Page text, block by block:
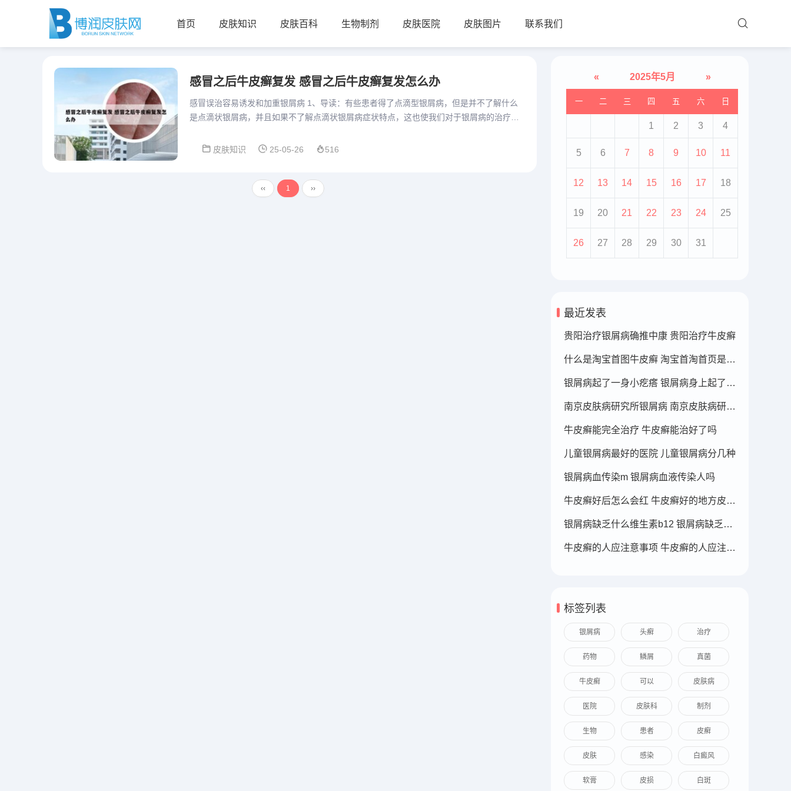
首页 皮肤知识 皮肤百科 生物制剂 皮肤医院 皮肤图片 联系我们
感冒之后牛皮癣复发 感冒之后牛皮癣复发怎么办
感冒误治容易诱发和加重银屑病 1、导读：有些患者得了点滴型银屑病，但是并不了解什么
是点滴状银屑病，并且如果不了解点滴状银屑病症状特点，这也使我们对于银屑病的治疗不
皮肤知识
25-05-26 516
‹‹ 1 ››
« 2025年5月 »
一 二 三 四 五 六 日
1 2 3 4
5 6 7 8 9 10 11
12 13 14 15 16 17 18
19 20 21 22 23 24 25
26 27 28 29 30 31
最近发表
贵阳治疗银屑病确推中康 贵阳治疗牛皮癣
什么是淘宝首图牛皮癣 淘宝首淘首页是什么
银屑病起了一身小疙瘩 银屑病身上起了好多疙瘩
南京皮肤病研究所银屑病 南京皮肤病研究所看银屑病哪个医生厉害
牛皮癣能完全治疗 牛皮癣能治好了吗
儿童银屑病最好的医院 儿童银屑病分几种
银屑病血传染m 银屑病血液传染人吗
牛皮癣好后怎么会红 牛皮癣好的地方皮肤变红
银屑病缺乏什么维生素b12 银屑病缺乏什么维生素b12可以补充
牛皮癣的人应注意事项 牛皮癣的人应注意事项
标签列表
银屑病 头癣 治疗
药物 鳞屑 真菌
牛皮癣 可以 皮肤病
医院 皮肤科 制剂
生物 患者 皮癣
皮肤 感染 白癜风
软膏 皮损 白斑